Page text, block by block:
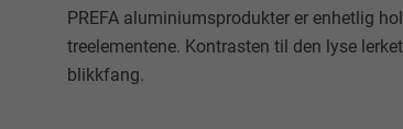
PREFA aluminiumsprodukter er enhetlig
treelementene. Kontrasten til den lyse
blikkfang.